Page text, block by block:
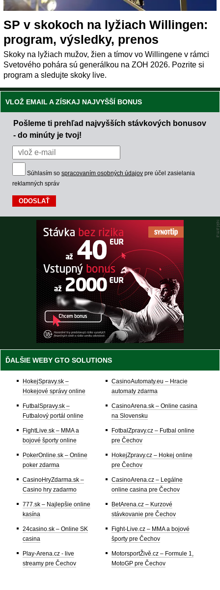
SP v skokoch na lyžiach Willingen:
program, výsledky, prenos
Skoky na lyžiach mužov, žien a tímov vo Willingene v rámci
Svetového pohára sú generálkou na ZOH 2026. Pozrite si
program a sledujte skoky live.
VLOŽ EMAIL A ZÍSKAJ NAJVYŠŠÍ BONUS
Pošleme ti prehľad najvyšších stávkových bonusov
- do minúty je tvoj!
Súhlasím so spracovaním osobných údajov pre účel zasielania
reklamných správ
ĎALŠIE WEBY GTO SOLUTIONS
HokejSpravy.sk –
Hokejové správy online
FutbalSpravy.sk –
Futbalový portál online
FightLive.sk – MMA a
bojové športy online
PokerOnline.sk – Online
poker zdarma
CasinoHryZdarma.sk –
Casino hry zadarmo
777.sk – Najlepšie online
kasína
24casino.sk – Online SK
casina
Play-Arena.cz - live
streamy pre Čechov
CasinoAutomaty.eu – Hracie
automaty zdarma
CasinoArena.sk – Online casina
na Slovensku
FotbalZpravy.cz – Futbal online
pre Čechov
HokejZpravy.cz – Hokej online
pre Čechov
CasinoArena.cz – Legálne
online casina pre Čechov
BetArena.cz – Kurzové
stávkovanie pre Čechov
Fight-Live.cz – MMA a bojové
športy pre Čechov
MotorsportŽivě.cz – Formule 1,
MotoGP pre Čechov